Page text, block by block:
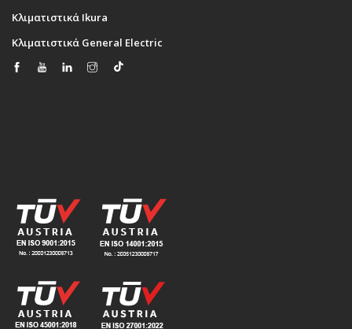
Κλιματιστικά Ikura
Κλιματιστικά General Electric